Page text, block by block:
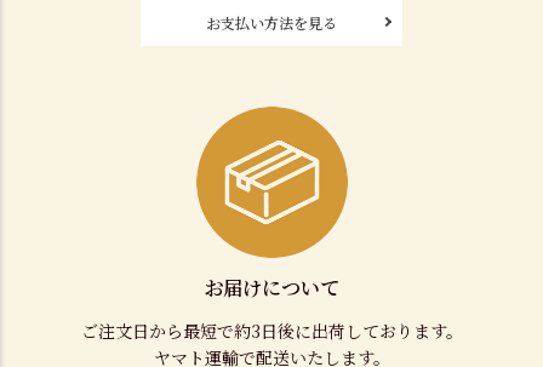
お支払い方法を見る
お届けについて
ご注文日から最短で約3日後に出荷しております。
ヤマト運輸で配送いたします。